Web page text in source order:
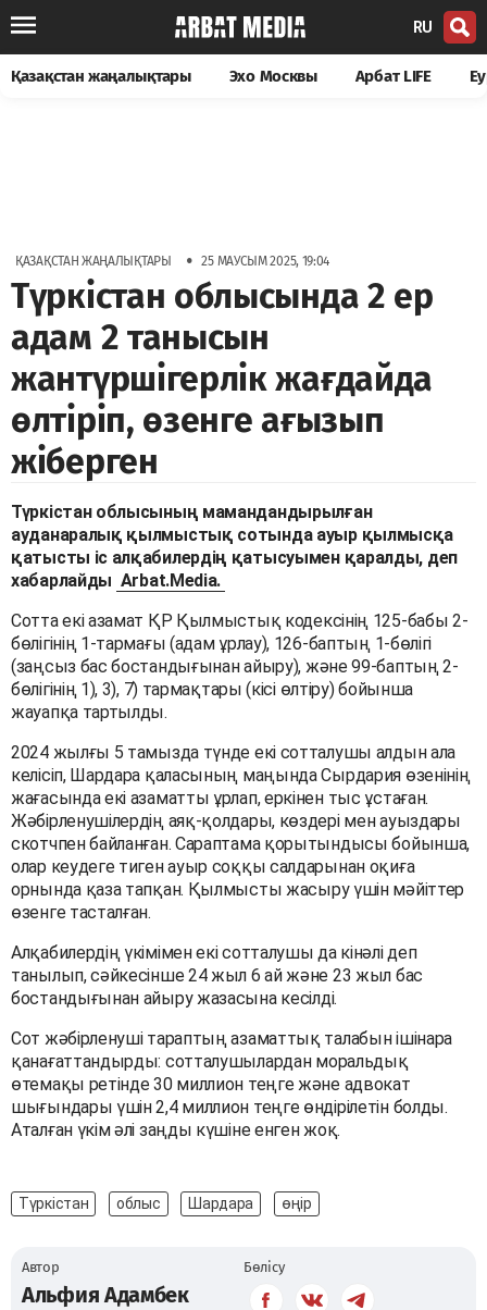
RU
Қазақстан жаңалықтары Эхо Москвы Арбат LIFE
ҚАЗАҚСТАН ЖАҢАЛЫҚТАРЫ • 25 МАУСЫМ 2025, 19:04
Түркістан облысында 2 ер
адам 2 танысын
жантүршігерлік жағдайда
өлтіріп, өзенге ағызып
жіберген
Түркістан облысының мамандандырылған
ауданаралық қылмыстық сотында ауыр қылмысқа
қатысты іс алқабилердің қатысуымен қаралды, деп
хабарлайды Arbat.Media.
Сотта екі азамат ҚР Қылмыстық кодексінің 125-бабы 2-
бөлігінің 1-тармағы (адам ұрлау), 126-баптың 1-бөлігі
(заңсыз бас бостандығынан айыру), және 99-баптың 2-
бөлігінің 1), 3), 7) тармақтары (кісі өлтіру) бойынша
жауапқа тартылды.
2024 жылғы 5 тамызда түнде екі сотталушы алдын ала
келісіп, Шардара қаласының маңында Сырдария өзенінің
жағасында екі азаматты ұрлап, еркінен тыс ұстаған.
Жәбірленушілердің аяқ-қолдары, көздері мен ауыздары
скотчпен байланған. Сараптама қорытындысы бойынша,
олар кеудеге тиген ауыр соққы салдарынан оқиға
орнында қаза тапқан. Қылмысты жасыру үшін мәйіттер
өзенге тасталған.
Алқабилердің үкімімен екі сотталушы да кінәлі деп
танылып, сәйкесінше 24 жыл 6 ай және 23 жыл бас
бостандығынан айыру жазасына кесілді.
Сот жәбірленуші тараптың азаматтық талабын ішінара
қанағаттандырды: сотталушылардан моральдық
өтемақы ретінде 30 миллион теңге және адвокат
шығындары үшін 2,4 миллион теңге өндірілетін болды.
Аталған үкім әлі заңды күшіне енген жоқ.
Түркістан облыс Шардара өңір
Автор
Альфия Адамбек
Бөлісу